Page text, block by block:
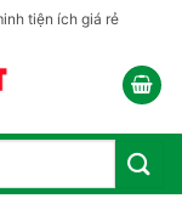
tiện ích giá rẻ